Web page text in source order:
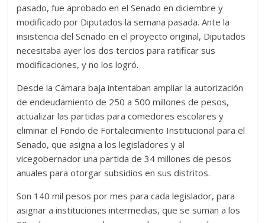
pasado, fue aprobado en el Senado en diciembre y
modificado por Diputados la semana pasada. Ante la
insistencia del Senado en el proyecto original, Diputados
necesitaba ayer los dos tercios para ratificar sus
modificaciones, y no los logró.
Desde la Cámara baja intentaban ampliar la autorización
de endeudamiento de 250 a 500 millones de pesos,
actualizar las partidas para comedores escolares y
eliminar el Fondo de Fortalecimiento Institucional para el
Senado, que asigna a los legisladores y al
vicegobernador una partida de 34 millones de pesos
anuales para otorgar subsidios en sus distritos.
Son 140 mil pesos por mes para cada legislador, para
asignar a instituciones intermedias, que se suman a los